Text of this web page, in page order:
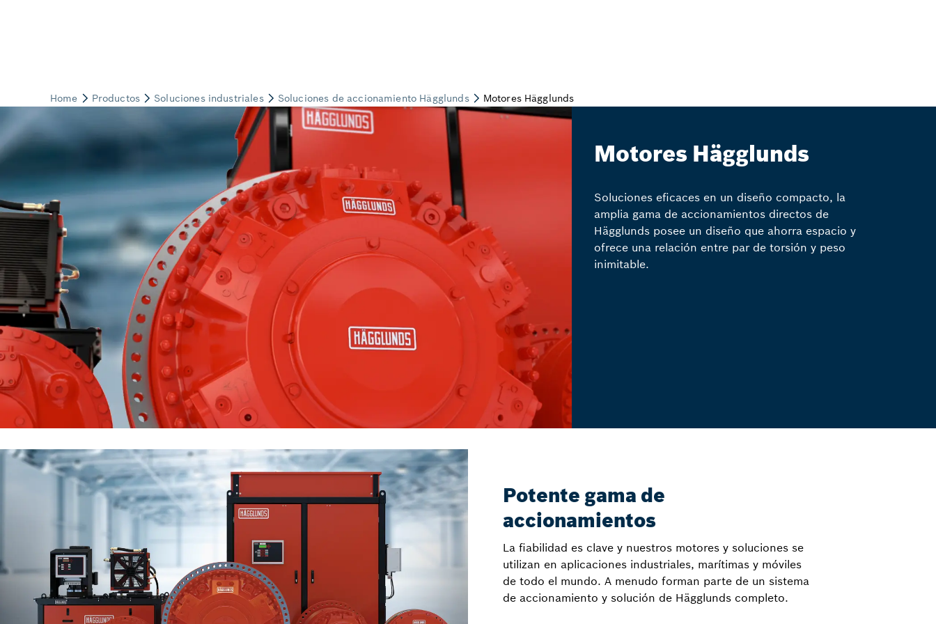
Motores Hägglunds
Soluciones eficaces en un diseño compacto, la
amplia gama de accionamientos directos de
Hägglunds posee un diseño que ahorra espacio y
ofrece una relación entre par de torsión y peso
inimitable.
Potente gama de
accionamientos
La fiabilidad es clave y nuestros motores y soluciones se
utilizan en aplicaciones industriales, marítimas y móviles
de todo el mundo. A menudo forman parte de un sistema
de accionamiento y solución de Hägglunds completo.